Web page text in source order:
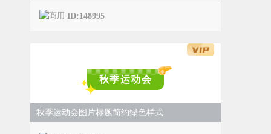
ID:148995
秋季运动会
秋季运动会图片标题简约绿色样式